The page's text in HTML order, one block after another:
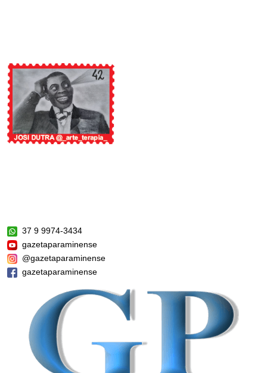
37 9 9974-3434
gazetaparaminense
@gazetaparaminense
gazetaparaminense